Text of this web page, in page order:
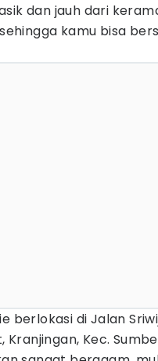
dan jauh dari
kamu bisa
berlokasi di Jalan
Kranjingan, Kec.